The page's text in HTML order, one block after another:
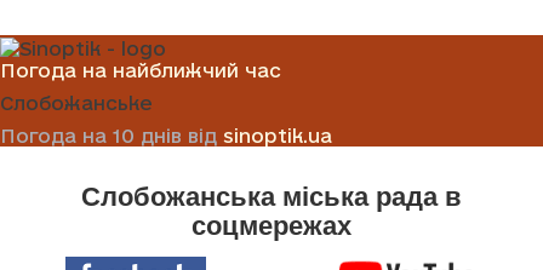
Погода на найближчий час
Слобожанське
Погода на 10 днів від sinoptik.ua
Слобожанська міська рада в
соцмережах